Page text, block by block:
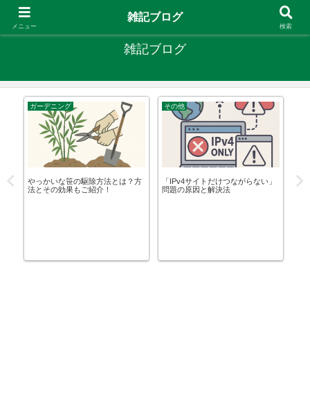
やりたいことがあるなら やってみたら？
雑記ブログ
ガーデニング
やっかいな笹の駆除方法とは？方
法とその効果もご紹介！
その他
「IPv4サイトだけつながらない」
問題の原因と解決法
メニュー
雑記ブログ
検索